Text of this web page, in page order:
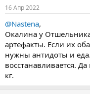
16 Апр 2022
@Nastena,
Окалина у
артефакты. Если их
нужны антидоты и
восстанавливается.
кг.